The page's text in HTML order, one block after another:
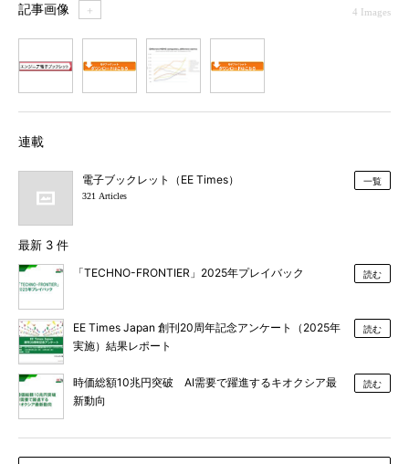
記事画像 ＋ 4 Images
連載
電子ブックレット（EE Times）
321 Articles
一覧
最新 3 件
「TECHNO-FRONTIER」2025年プレイバック 読む
EE Times Japan 創刊20周年記念アンケート（2025年
実施）結果レポート
読む
時価総額10兆円突破 AI需要で躍進するキオクシア最
新動向
読む